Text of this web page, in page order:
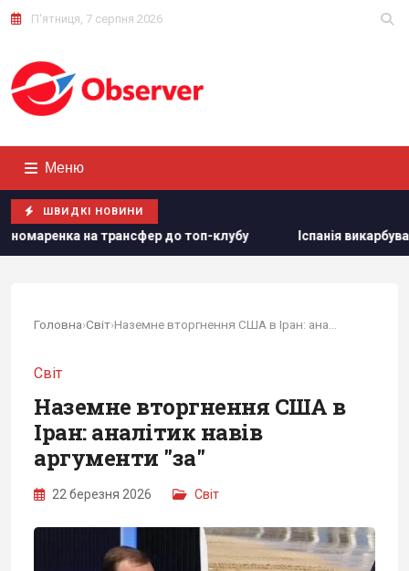
П'ятниця, 7 серпня 2026
Меню
ШВИДКІ НОВИНИ
клубу Іспанія викарбувала пам'ятну срібну монету на
Головна›Світ›
Світ
Наземне вторгнення США в
Іран: аналітик навів
аргументи "за"
22 березня 2026 Світ